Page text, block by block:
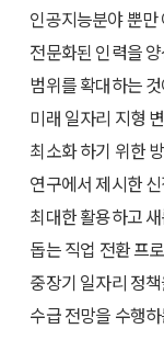
인공지능분야 뿐
전문화된 인력을
범위를 확대하는
미래 일자리 지형
최소화 하기 위한
연구에서 제시한
최대한 활용하고
돕는 직업 전환 프
중장기 일자리 정
수급 전망을 수행